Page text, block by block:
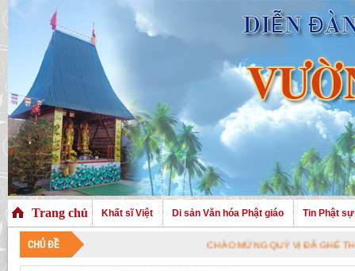
Trang chủ Khất sĩ Việt Di sản Văn hóa Phật giáo Tin Phật sự
CHỦ ĐỀ CHÀO MỪNG QUÝ VỊ ĐÃ GHÉ THĂM TRANG NHÀ.